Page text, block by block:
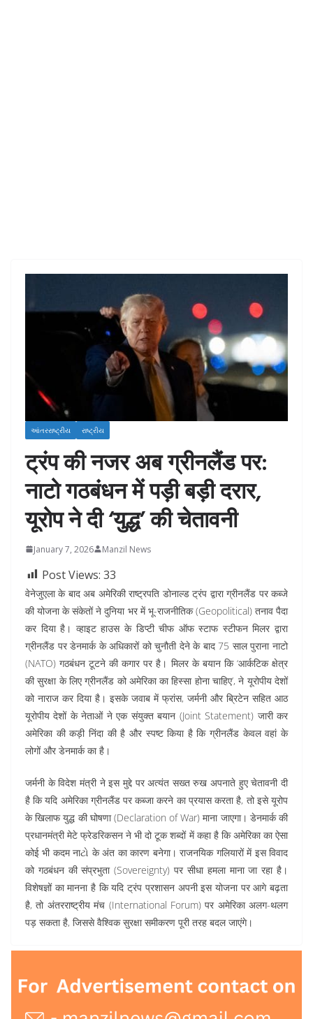
આંતરરાષ્ટ્રીય રાષ્ટ્રીય
ट्रंप की नजर अब ग्रीनलैंड पर:
नाटो गठबंधन में पड़ी बड़ी दरार,
यूरोप ने दी ‘युद्ध’ की चेतावनी
January 7, 2026 Manzil News
Post Views: 33
वेनेजुएला के बाद अब अमेरिकी राष्ट्रपति डोनाल्ड ट्रंप द्वारा ग्रीनलैंड पर कब्जे
की योजना के संकेतों ने दुनिया भर में भू-राजनीतिक (Geopolitical) तनाव पैदा
कर दिया है। व्हाइट हाउस के डिप्टी चीफ ऑफ स्टाफ स्टीफन मिलर द्वारा
ग्रीनलैंड पर डेनमार्क के अधिकारों को चुनौती देने के बाद 75 साल पुराना नाटो
(NATO) गठबंधन टूटने की कगार पर है। मिलर के बयान कि ‘आर्कटिक क्षेत्र
की सुरक्षा के लिए ग्रीनलैंड को अमेरिका का हिस्सा होना चाहिए’, ने यूरोपीय देशों
को नाराज कर दिया है। इसके जवाब में फ्रांस, जर्मनी और ब्रिटेन सहित आठ
यूरोपीय देशों के नेताओं ने एक संयुक्त बयान (Joint Statement) जारी कर
अमेरिका की कड़ी निंदा की है और स्पष्ट किया है कि ग्रीनलैंड केवल वहां के
लोगों और डेनमार्क का है।
जर्मनी के विदेश मंत्री ने इस मुद्दे पर अत्यंत सख्त रुख अपनाते हुए चेतावनी दी
है कि यदि अमेरिका ग्रीनलैंड पर कब्जा करने का प्रयास करता है, तो इसे यूरोप
के खिलाफ युद्ध की घोषणा (Declaration of War) माना जाएगा। डेनमार्क की
प्रधानमंत्री मेटे फ्रेडरिकसन ने भी दो टूक शब्दों में कहा है कि अमेरिका का ऐसा
कोई भी कदम नाટો के अंत का कारण बनेगा। राजनयिक गलियारों में इस विवाद
को गठबंधन की संप्रभुता (Sovereignty) पर सीधा हमला माना जा रहा है।
विशेषज्ञों का मानना है कि यदि ट्रंप प्रशासन अपनी इस योजना पर आगे बढ़ता
है, तो अंतरराष्ट्रीय मंच (International Forum) पर अमेरिका अलग-थलग
पड़ सकता है, जिससे वैश्विक सुरक्षा समीकरण पूरी तरह बदल जाएंगे।